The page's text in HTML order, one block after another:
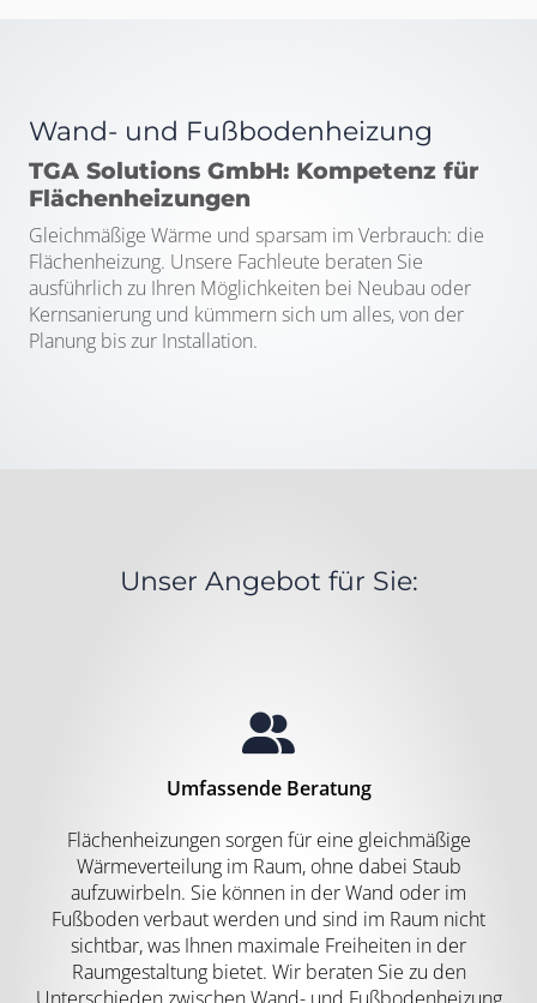
Wand- und Fußbodenheizung
TGA Solutions GmbH: Kompetenz für
Flächenheizungen
Gleichmäßige Wärme und sparsam im Verbrauch: die
Flächenheizung. Unsere Fachleute beraten Sie
ausführlich zu Ihren Möglichkeiten bei Neubau oder
Kernsanierung und kümmern sich um alles, von der
Planung bis zur Installation.
Unser Angebot für Sie:
Umfassende Beratung
Flächenheizungen sorgen für eine gleichmäßige
Wärmeverteilung im Raum, ohne dabei Staub
aufzuwirbeln. Sie können in der Wand oder im
Fußboden verbaut werden und sind im Raum nicht
sichtbar, was Ihnen maximale Freiheiten in der
Raumgestaltung bietet. Wir beraten Sie zu den